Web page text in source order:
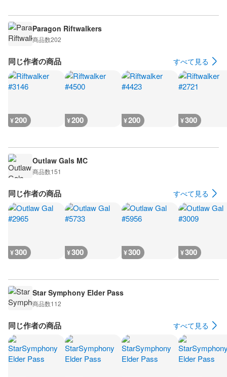
Paragon Riftwalkers
商品数202
同じ作者の商品 すべて見る
¥200 ¥200 ¥200 ¥300
Outlaw Gals MC
商品数151
同じ作者の商品 すべて見る
¥300 ¥300 ¥300 ¥300
Star Symphony Elder Pass
商品数112
同じ作者の商品 すべて見る